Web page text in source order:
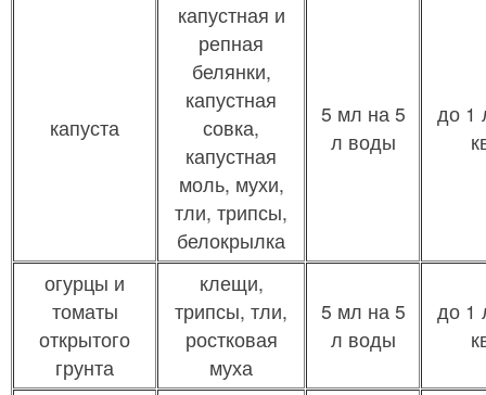
капуста
капустная и
репная
белянки,
капустная
совка,
капустная
моль, мухи,
тли, трипсы,
белокрылка
5 мл на 5
л воды
до 1
огурцы и
томаты
открытого
грунта
клещи,
трипсы, тли,
ростковая
муха
5 мл на 5
л воды
до 1